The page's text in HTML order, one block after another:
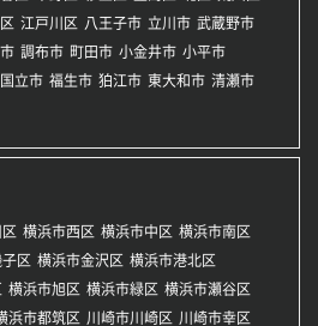
江戸川区 八王子市 立川市 武蔵野市
調布市 町田市 小金井市 小平市
国立市 福生市 狛江市 東大和市 清瀬市
横浜市西区 横浜市中区 横浜市南区
区 横浜市金沢区 横浜市港北区
横浜市旭区 横浜市緑区 横浜市瀬谷区
浜市都筑区 川崎市川崎区 川崎市幸区